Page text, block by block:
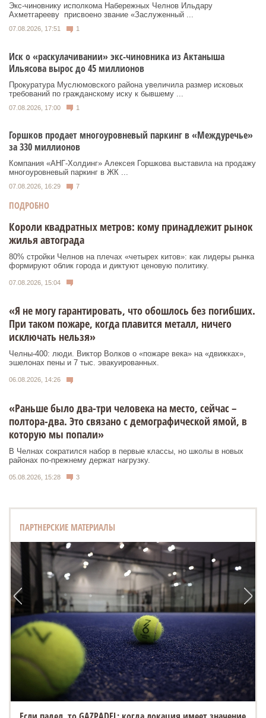
Экс‑чиновнику исполкома Набережных Челнов Ильдару
Ахметгарееву присвоено звание «Заслуженный ...
07.08.2026, 17:51 1
Иск о «раскулачивании» экс-чиновника из Актаныша
Ильясова вырос до 45 миллионов
Прокуратура Муслюмовского района увеличила размер исковых
требований по гражданскому иску к бывшему ...
07.08.2026, 17:00 1
Горшков продает многоуровневый паркинг в «Междуречье»
за 330 миллионов
Компания «АНГ-Холдинг» Алексея Горшкова выставила на продажу
многоуровневый паркинг в ЖК ...
07.08.2026, 16:29 7
ПОДРОБНО
Короли квадратных метров: кому принадлежит рынок
жилья автограда
80% стройки Челнов на плечах «четырех китов»: как лидеры рынка
формируют облик города и диктуют ценовую политику.
07.08.2026, 15:04
«Я не могу гарантировать, что обошлось без погибших.
При таком пожаре, когда плавится металл, ничего
исключать нельзя»
Челны-400: люди. Виктор Волков о «пожаре века» на «движках»,
эшелонах пены и 7 тыс. эвакуированных.
06.08.2026, 14:26
«Раньше было два-три человека на место, сейчас –
полтора-два. Это связано с демографической ямой, в
которую мы попали»
В Челнах сократился набор в первые классы, но школы в новых
районах по-прежнему держат нагрузку.
05.08.2026, 15:28 3
ПАРТНЕРСКИЕ МАТЕРИАЛЫ